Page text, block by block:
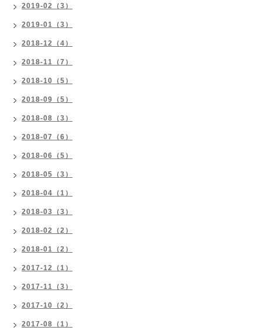
2019-02（3）
2019-01（3）
2018-12（4）
2018-11（7）
2018-10（5）
2018-09（5）
2018-08（3）
2018-07（6）
2018-06（5）
2018-05（3）
2018-04（1）
2018-03（3）
2018-02（2）
2018-01（2）
2017-12（1）
2017-11（3）
2017-10（2）
2017-08（1）